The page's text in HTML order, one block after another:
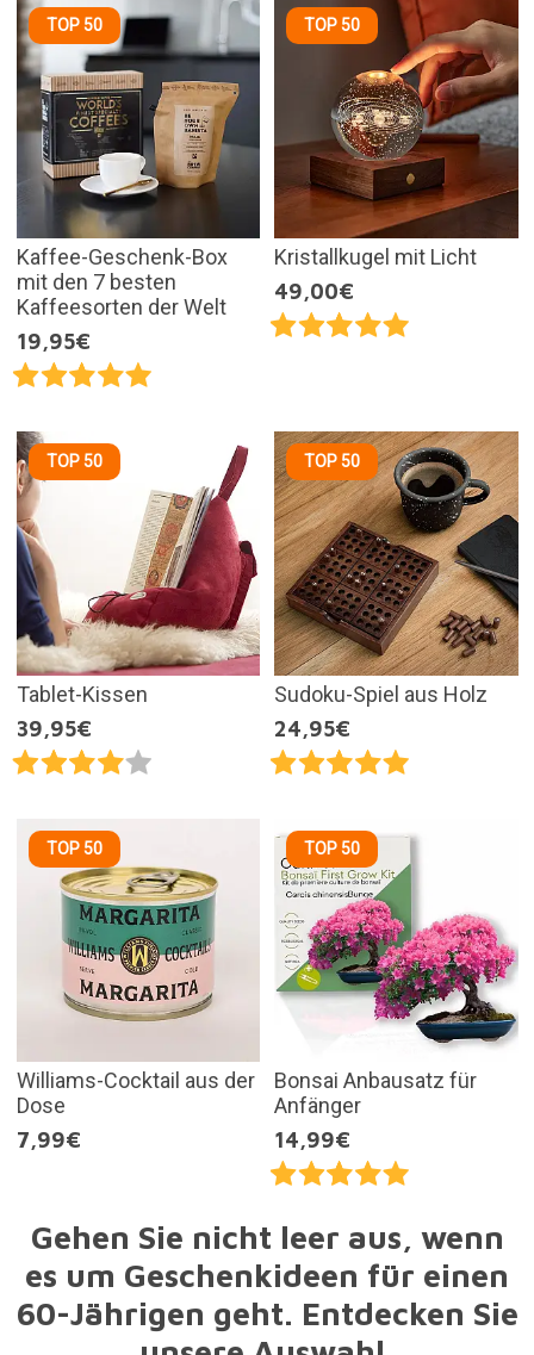
TOP 50
Kaffee-Geschenk-Box
mit den 7 besten
Kaffeesorten der Welt
19,95€
TOP 50
Kristallkugel mit Licht
49,00€
TOP 50
Tablet-Kissen
39,95€
TOP 50
Sudoku-Spiel aus Holz
24,95€
TOP 50
Williams-Cocktail aus der
Dose
7,99€
TOP 50
Bonsai Anbausatz für
Anfänger
14,99€
Gehen Sie nicht leer aus, wenn
es um Geschenkideen für einen
60-Jährigen geht. Entdecken Sie